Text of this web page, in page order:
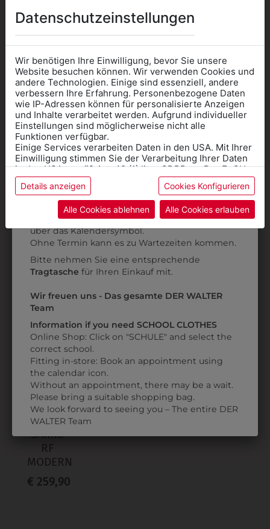
311392155016
HERREN-
JERSEYSAKKO RF
CASUAL
€ 246,90
31142666147P
SAKKO PREMIUM
RF
€ 259,90
ZULETZT ANGESEHEN
311252810010M
HERREN-
SAKKO
RF
MODERN
€ 259,90
Datenschutzeinstellungen
Wir benötigen Ihre Einwilligung, bevor Sie unsere
Website besuchen können. Wir verwenden Cookies und
andere Technologien. Einige sind essenziell, andere
verbessern Ihre Erfahrung. Personenbezogene Daten
wie IP-Adressen können für personalisierte Anzeigen
und Inhalte verarbeitet werden. Aufgrund individueller
Einstellungen sind möglicherweise nicht alle
Funktionen verfügbar.
Einige Services verarbeiten Daten in den USA. Mit Ihrer
Einwilligung stimmen Sie der Verarbeitung Ihrer Daten
in den USA gemäß Art. 49 (1) lit. a GDPR zu. Der EuGH
stuft die USA als Land mit unzureichendem Datenschutz
ein, und es besteht das Risiko, dass US-Behörden
Daten ohne Klagemöglichkeit für Europäer überwachen.
Datenschutzerklärungbzw. im
Details anzeigen Cookies Konfigurieren
Alle Cookies ablehnen Alle Cookies erlauben
Informationen wenn Sie
Kleidung
für die SCHULE
benötigen
Online Shop: Klick auf SCHULE in der
Kategorie und die richtige Schule auswählen.
AnprobeVorort im Geschäft: Termin buchen
über das Kalendersymbol.
Ohne Termin kann es zu Wartezeiten kommen.
Bitte nehmen Sie eine entsprechende
Tragtasche für Ihren Einkauf mit.
Wir freuen uns - Das gesamte DER WALTER
Team
Information if you need SCHOOL CLOTHES
Online Shop: Click on "SCHULE" and select the
correct school.
Fitting in-store: Book an appointment using
the calendar icon.
Without an appointment, there may be a wait.
Please bring a suitable shopping bag.
We look forward to seeing you – The entire DER
WALTER Team